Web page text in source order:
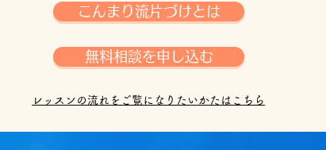
こんまり流片づけとは
無料相談を申し込む
​レッスンの流れをご覧になりたいかたはこちら